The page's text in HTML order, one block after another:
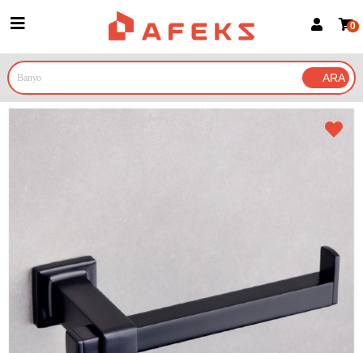
Google İle Bağlan
0